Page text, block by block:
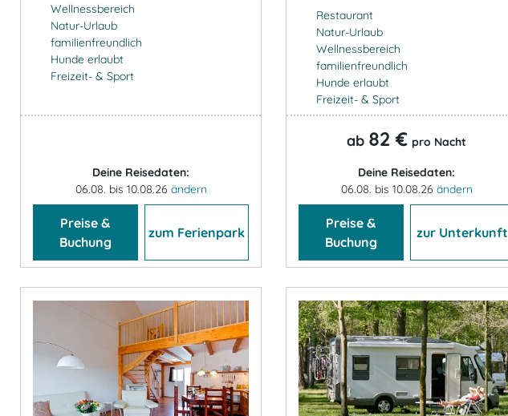
Wellnessbereich
Natur-Urlaub
familienfreundlich
Hunde erlaubt
Freizeit- & Sport
Deine Reisedaten:
06.08. bis 10.08.26 ändern
Preise &
Buchung
zum Ferienpark
Restaurant
Natur-Urlaub
Wellnessbereich
familienfreundlich
Hunde erlaubt
Freizeit- & Sport
ab 82 € pro Nacht
Deine Reisedaten:
06.08. bis 10.08.26 ändern
Preise &
Buchung
zur Unterkunft